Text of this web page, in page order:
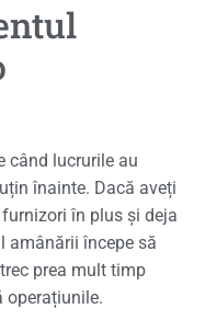
când lucrurile au
înainte. Dacă aveți
în plus și deja
amânării începe să
prea mult timp
operațiunile.